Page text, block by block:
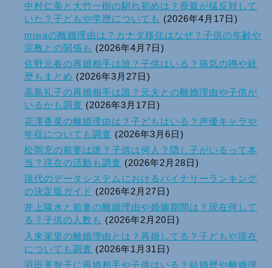
中村仁美と大竹一樹の馴れ初めは？母親が猛反対して
いた？子どもや学歴についても (2026年4月17日)
miwaの離婚理由は？カナダ移住はなぜ？子供の年齢や
宗教との関係も (2026年4月7日)
佐野元春の再婚相手は誰？子供はいる？病気の噂や経
歴もまとめ (2026年3月27日)
高島礼子の再婚相手は誰？元夫との離婚理由や子供が
いるかも調査 (2026年3月17日)
花澤香菜の離婚理由は？子どもはいる？声優キャラや
年収についても調査 (2026年3月6日)
松岡充の前妻は誰？子供は何人？隠し子がいるって本
当？現在の活動も調査 (2026年2月28日)
現代のデータシステムにおけるバイナリーランキング
の決定版ガイド (2026年2月27日)
井上陽水と前妻の離婚理由や婚姻期間は？現在何して
る？子供の人数も (2026年2月20日)
入来茉里の離婚理由とは？再婚してる？子どもや現在
についても調査 (2026年1月31日)
羽田美智子に再婚相手や子供はいる？結婚歴や離婚理